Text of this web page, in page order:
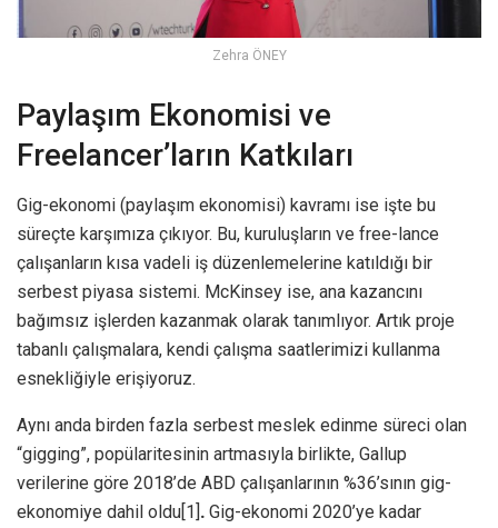
Zehra ÖNEY
Paylaşım Ekonomisi ve
Freelancer’ların Katkıları
Gig-ekonomi (paylaşım ekonomisi) kavramı ise işte bu
süreçte karşımıza çıkıyor. Bu, kuruluşların ve free-lance
çalışanların kısa vadeli iş düzenlemelerine katıldığı bir
serbest piyasa sistemi. McKinsey ise, ana kazancını
bağımsız işlerden kazanmak olarak tanımlıyor. Artık proje
tabanlı çalışmalara, kendi çalışma saatlerimizi kullanma
esnekliğiyle erişiyoruz.
Aynı anda birden fazla serbest meslek edinme süreci olan
“gigging”, popülaritesinin artmasıyla birlikte, Gallup
verilerine göre 2018’de ABD çalışanlarının %36’sının gig-
ekonomiye dahil oldu[1]. Gig-ekonomi 2020’ye kadar